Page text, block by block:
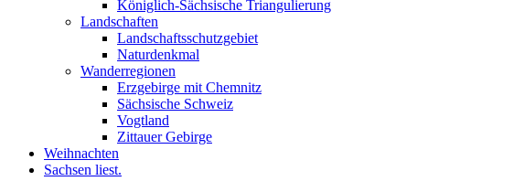
Königlich-Sächsische Triangulierung
Landschaften
Landschaftsschutzgebiet
Naturdenkmal
Wanderregionen
Erzgebirge mit Chemnitz
Sächsische Schweiz
Vogtland
Zittauer Gebirge
Weihnachten
Sachsen liest.